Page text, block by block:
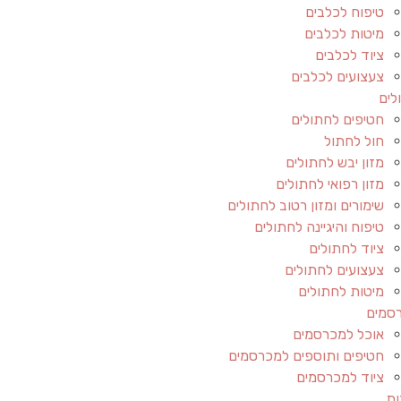
טיפוח לכלבים
מיטות לכלבים
ציוד לכלבים
צעצועים לכלבים
חטיפים לחתולים
חול לחתול
מזון יבש לחתולים
מזון רפואי לחתולים
שימורים ומזון רטוב לחתולים
טיפוח והיגיינה לחתולים
ציוד לחתולים
צעצועים לחתולים
מיטות לחתולים
אוכל למכרסמים
חטיפים ותוספים למכרסמים
ציוד למכרסמים